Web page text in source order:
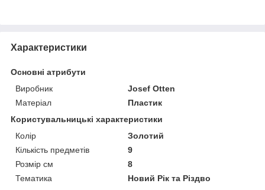
Характеристики
Основні атрибути
Виробник
Josef Otten
Матеріал
Пластик
Користувальницькі характеристики
Колір
Золотий
Кількість предметів
9
Розмір см
8
Тематика
Новий Рік та Різдво